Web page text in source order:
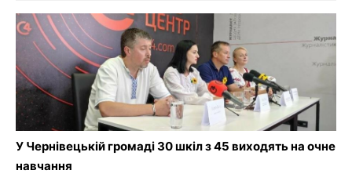
У Чернівецькій громаді 30 шкіл з 45 виходять на очне
навчання